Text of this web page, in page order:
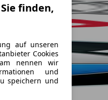
finden,
auf unseren
Cookies
nennen wir
und
speichern und